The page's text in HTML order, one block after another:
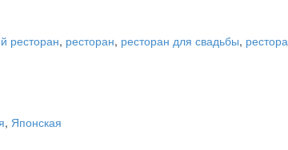
ресторан, ресторан, ресторан для свадьбы,
, Японская